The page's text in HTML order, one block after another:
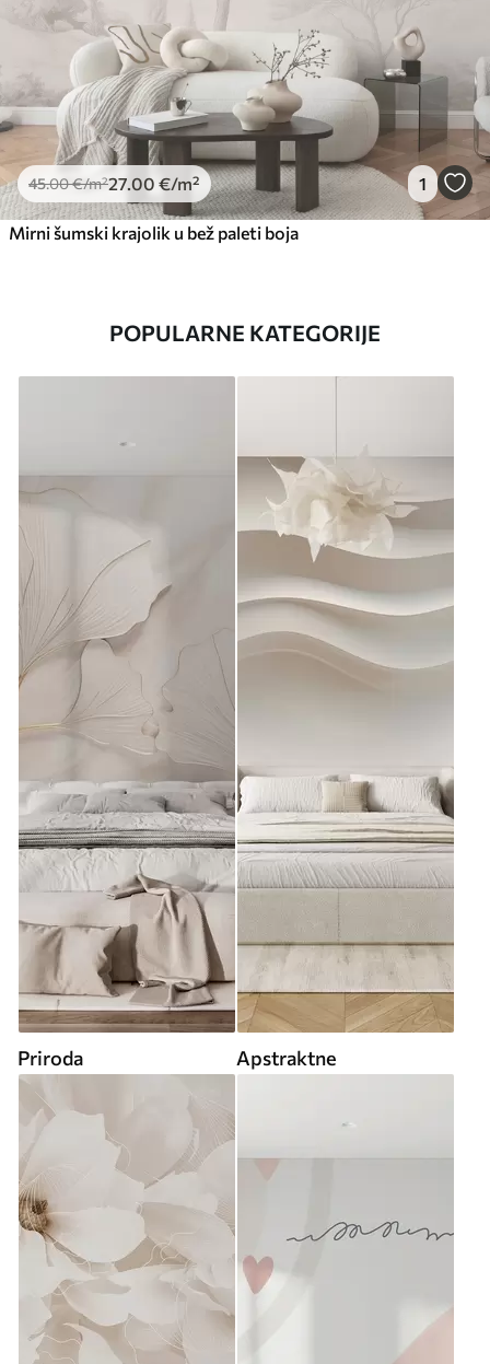
45.00€/m²27 .00 €/m² 1
Mirni šumski krajolik u bež paleti boja
POPULARNE KATEGORIJE
Priroda Apstraktne